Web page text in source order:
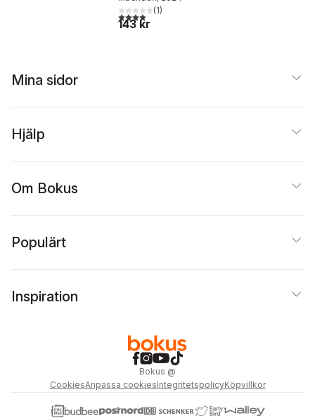
4,0utav 5 stjärnor. Totalt antal röster:
(1)
143 kr
Mina sidor
Hjälp
Om Bokus
Populärt
Inspiration
Bokus @
CookiesAnpassa cookiesIntegritetspolicyKöpvillkor